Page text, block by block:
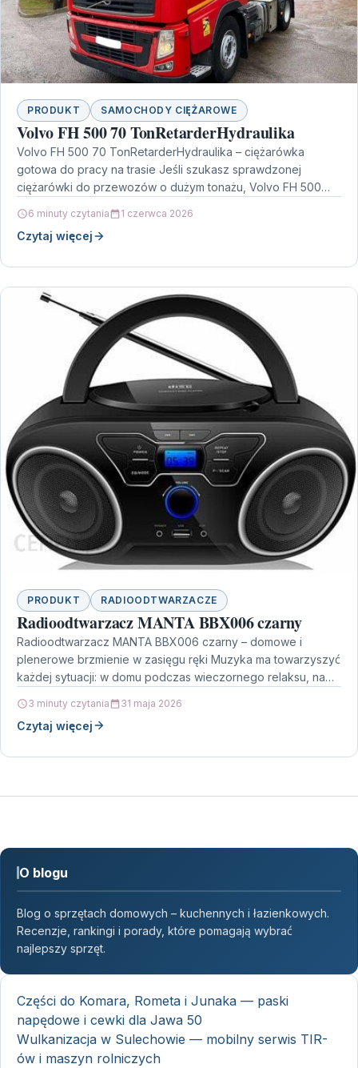
PRODUKT SAMOCHODY CIĘŻAROWE
Volvo FH 500 70 TonRetarderHydraulika
Volvo FH 500 70 TonRetarderHydraulika – ciężarówka
gotowa do pracy na trasie Jeśli szukasz sprawdzonej
ciężarówki do przewozów o dużym tonażu, Volvo FH 500…
6 minuty czytania 1 czerwca 2026
Czytaj więcej
PRODUKT RADIOODTWARZACZE
Radioodtwarzacz MANTA BBX006 czarny
Radioodtwarzacz MANTA BBX006 czarny – domowe i
plenerowe brzmienie w zasięgu ręki Muzyka ma towarzyszyć
każdej sytuacji: w domu podczas wieczornego relaksu, na
3 minuty czytania 31 maja 2026
Czytaj więcej
O blogu
Blog o sprzętach domowych – kuchennych i łazienkowych.
Recenzje, rankingi i porady, które pomagają wybrać
najlepszy sprzęt.
Części do Komara, Rometa i Junaka — paski
napędowe i cewki dla Jawa 50
Wulkanizacja w Sulechowie — mobilny serwis TIR-
ów i maszyn rolniczych